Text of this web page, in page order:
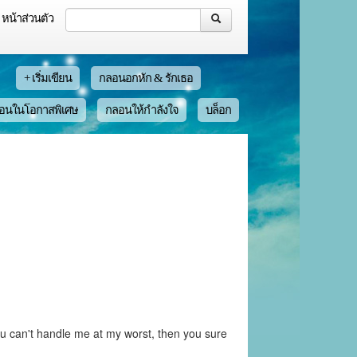
หน้าส่วนตัว
+ เริ่มเขียน กลอนอกหัก & รักเธอ
นในโอกาสพิเศษ กลอนให้กำลังใจ บล็อก
can't handle me at my worst, then you sure